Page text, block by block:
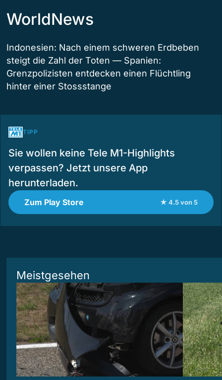
WorldNews
Indonesien: Nach einem schweren Erdbeben
steigt die Zahl der Toten — Spanien:
Grenzpolizisten entdecken einen Flüchtling
hinter einer Stossstange
TIPP
Sie wollen keine Tele M1-Highlights
verpassen? Jetzt unsere App
herunterladen.
Zum Play Store ★ 4.5 von 5
Meistgesehen